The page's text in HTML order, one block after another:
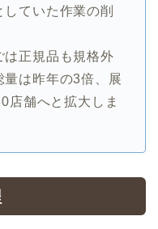
ていた作業の削
は正規品も規格外
量は昨年の3倍、展
店舗へと拡大しま